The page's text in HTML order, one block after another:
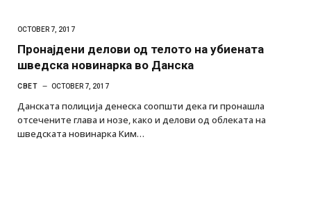
OCTOBER 7, 2017
Пронајдени делови од телото на убиената
шведска новинарка во Данска
СВЕТ OCTOBER 7, 2017
Данската полиција денеска соопшти дека ги пронашла
отсечените глава и нозе, како и делови од облеката на
шведската новинарка Ким…